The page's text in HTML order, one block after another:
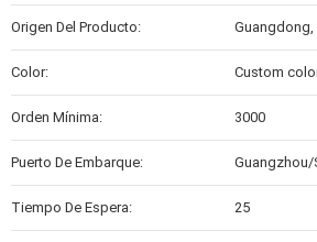
Origen Del Producto: Guangdong,
Color: Custom
Orden Mínima: 3000
Puerto De Embarque: Guangzhou/
Tiempo De Espera: 25